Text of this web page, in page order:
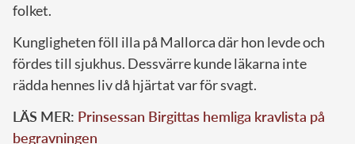
folket.
Kungligheten föll illa på Mallorca där hon levde och
fördes till sjukhus. Dessvärre kunde läkarna inte
rädda hennes liv då hjärtat var för svagt.
LÄS MER: Prinsessan Birgittas hemliga kravlista på
begravningen